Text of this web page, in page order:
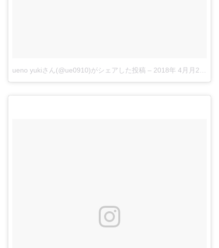
ueno yukiさん(@ue0910)がシェアした投稿 – 2018年 4月月26日午前3時58分PDT